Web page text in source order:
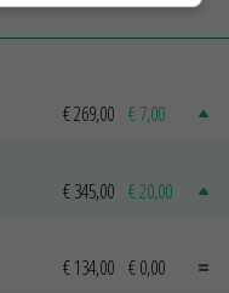
€ 269,00 € 7,00
€ 345,00 € 20,00
€ 134,00 € 0,00